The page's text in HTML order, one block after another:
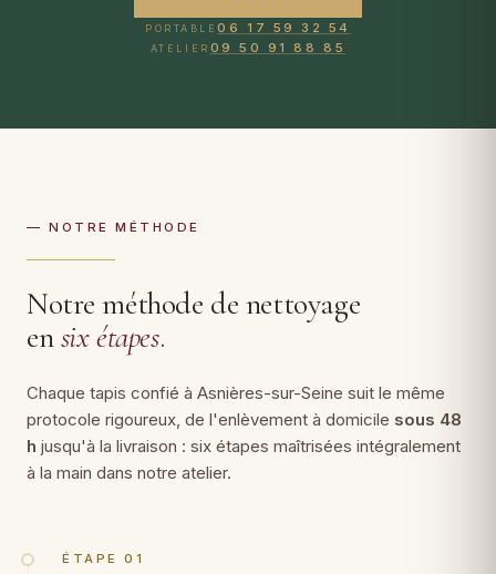
PORTABLE06 17 59 32 54
ATELIER 09 50 91 88 85
— NOTRE MÉTHODE
Notre méthode de nettoyage
ensix étapes.
Chaque tapis confié à Asnières-sur-Seine suit le même
protocole rigoureux, de l'enlèvement à domicile sous 48
h jusqu'à la livraison : six étapes maîtrisées intégralement
à la main dans notre atelier.
ÉTAPE 01